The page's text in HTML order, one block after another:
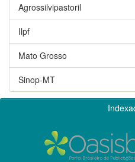
Agrossilvipastoril
Ilpf
Mato Grosso
Sinop-MT